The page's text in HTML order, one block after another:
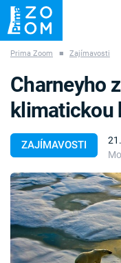
ZÁHADY VETŘELCI
Témata
Témata
Pořady
Prima Zoom ■ Zajímavosti
ZAJÍMAVOSTI
Charneyho
klimatickou